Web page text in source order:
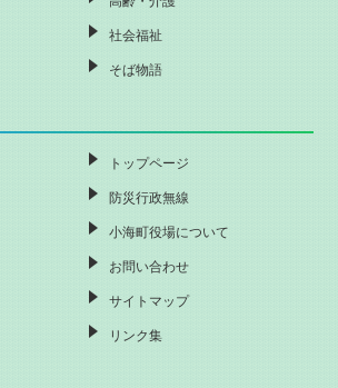
社会福祉
そば物語
トップページ
防災行政無線
小海町役場について
お問い合わせ
サイトマップ
リンク集